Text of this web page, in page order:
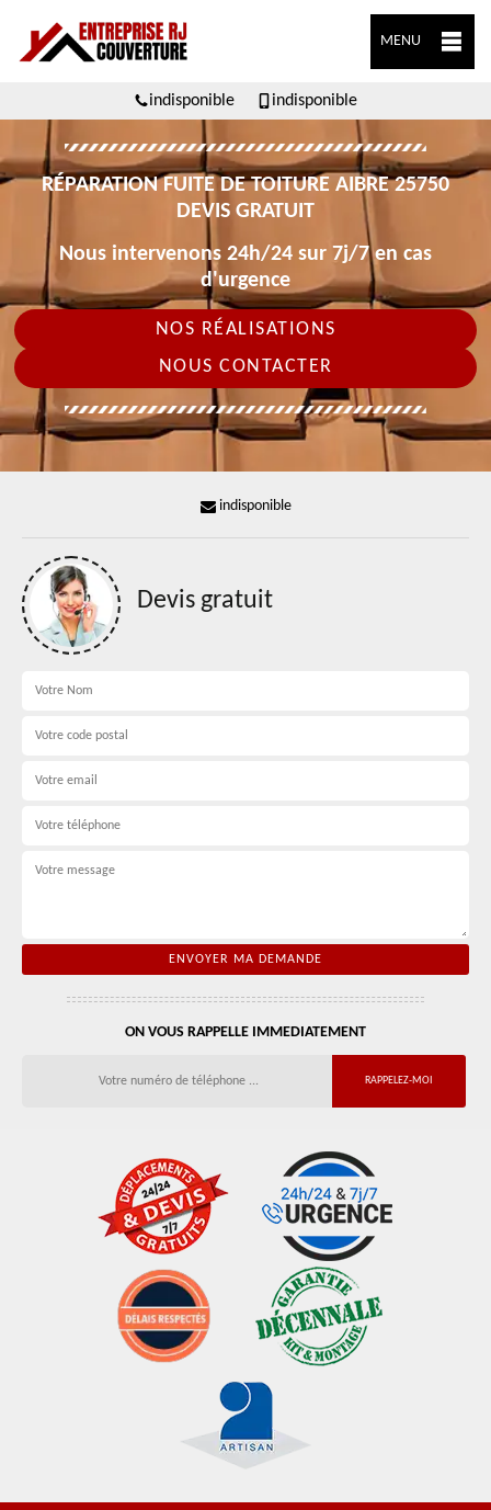
MENU
indisponible indisponible
RÉPARATION FUITE DE TOITURE AIBRE 25750
DEVIS GRATUIT
Nous intervenons 24h/24 sur 7j/7 en cas
d'urgence
NOS RÉALISATIONS
NOUS CONTACTER
indisponible
Devis gratuit
ON VOUS RAPPELLE IMMEDIATEMENT